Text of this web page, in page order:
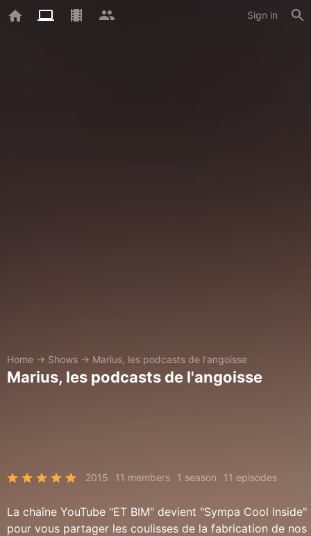
Sign in
Home → Shows → Marius, les podcasts de l'angoisse
Marius, les podcasts de l'angoisse
2015 11 members 1 season 11 episodes
La chaîne YouTube "ET BIM" devient "Sympa Cool Inside"
pour vous partager les coulisses de la fabrication de nos